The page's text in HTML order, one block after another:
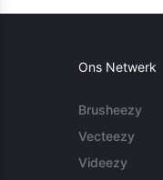
Ons Netwerk
Brusheezy
Vecteezy
Videezy